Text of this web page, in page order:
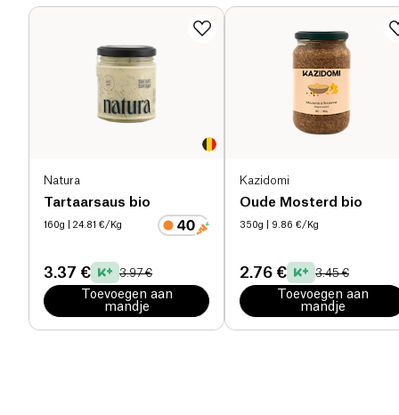
Natura
Tartaarsaus bio
160g | 24.81 €/Kg
3.37 € 3.97 €
Toevoegen aan
mandje
Kazidomi
Oude Mosterd bio
350g | 9.86 €/Kg
2.76 € 3.45 €
Toevoegen aan
mandje